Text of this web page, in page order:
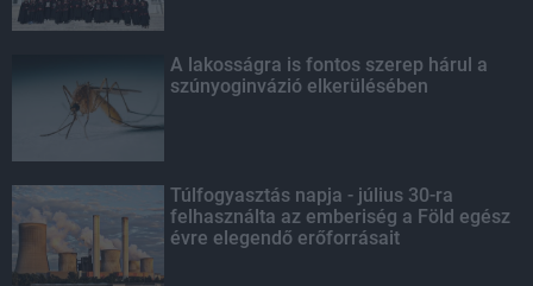
A lakosságra is fontos szerep hárul a
szúnyoginvázió elkerülésében
Túlfogyasztás napja - július 30-ra
felhasználta az emberiség a Föld egész
évre elegendő erőforrásait